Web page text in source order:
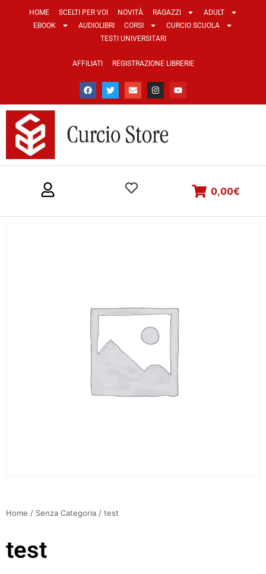
HOME SCELTI PER VOI NOVITÀ RAGAZZI
ADULT
EBOOK
AUDIOLIBRI CORSI
CURCIO SCUOLA
TESTI UNIVERSITARI
AFFILIATI REGISTRAZIONE LIBRERIE
0,00€
Home / Senza Categoria / test
test